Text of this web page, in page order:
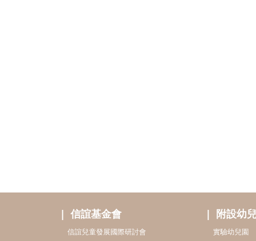
信誼基金會
信誼兒童發展國際研討會
附設幼
實驗幼兒園